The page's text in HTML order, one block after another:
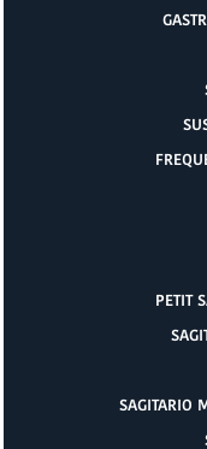
PETIT
SAGITARIO